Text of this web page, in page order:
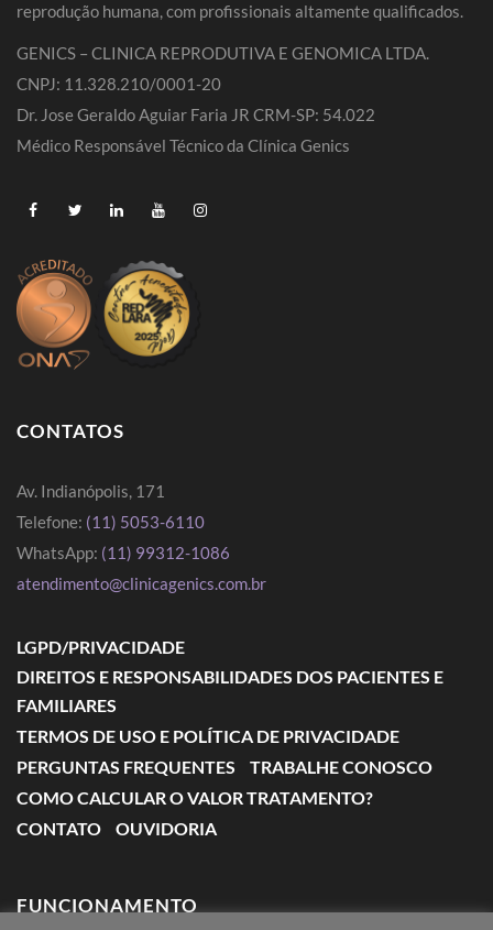
reprodução humana, com profissionais altamente qualificados.
GENICS – CLINICA REPRODUTIVA E GENOMICA LTDA.
CNPJ: 11.328.210/0001-20
Dr. Jose Geraldo Aguiar Faria JR CRM-SP: 54.022
Médico Responsável Técnico da Clínica Genics
CONTATOS
Av. Indianópolis, 171
Telefone: (11) 5053-6110
WhatsApp: (11) 99312-1086
atendimento@clinicagenics.com.br
LGPD/PRIVACIDADE
DIREITOS E RESPONSABILIDADES DOS PACIENTES E
FAMILIARES
TERMOS DE USO E POLÍTICA DE PRIVACIDADE
PERGUNTAS FREQUENTES
TRABALHE CONOSCO
COMO CALCULAR O VALOR TRATAMENTO?
CONTATO
OUVIDORIA
FUNCIONAMENTO